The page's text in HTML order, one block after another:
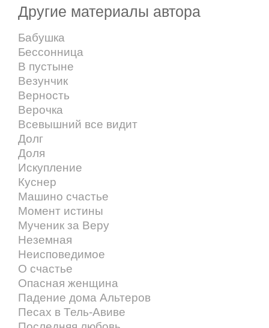
Другие материалы автора
Бабушка
Бессонница
В пустыне
Везунчик
Верность
Верочка
Всевышний все видит
Долг
Доля
Искупление
Куснер
Машино счастье
Момент истины
Мученик за Веру
Неземная
Неисповедимое
О счастье
Опасная женщина
Падение дома Альтеров
Песах в Тель-Авиве